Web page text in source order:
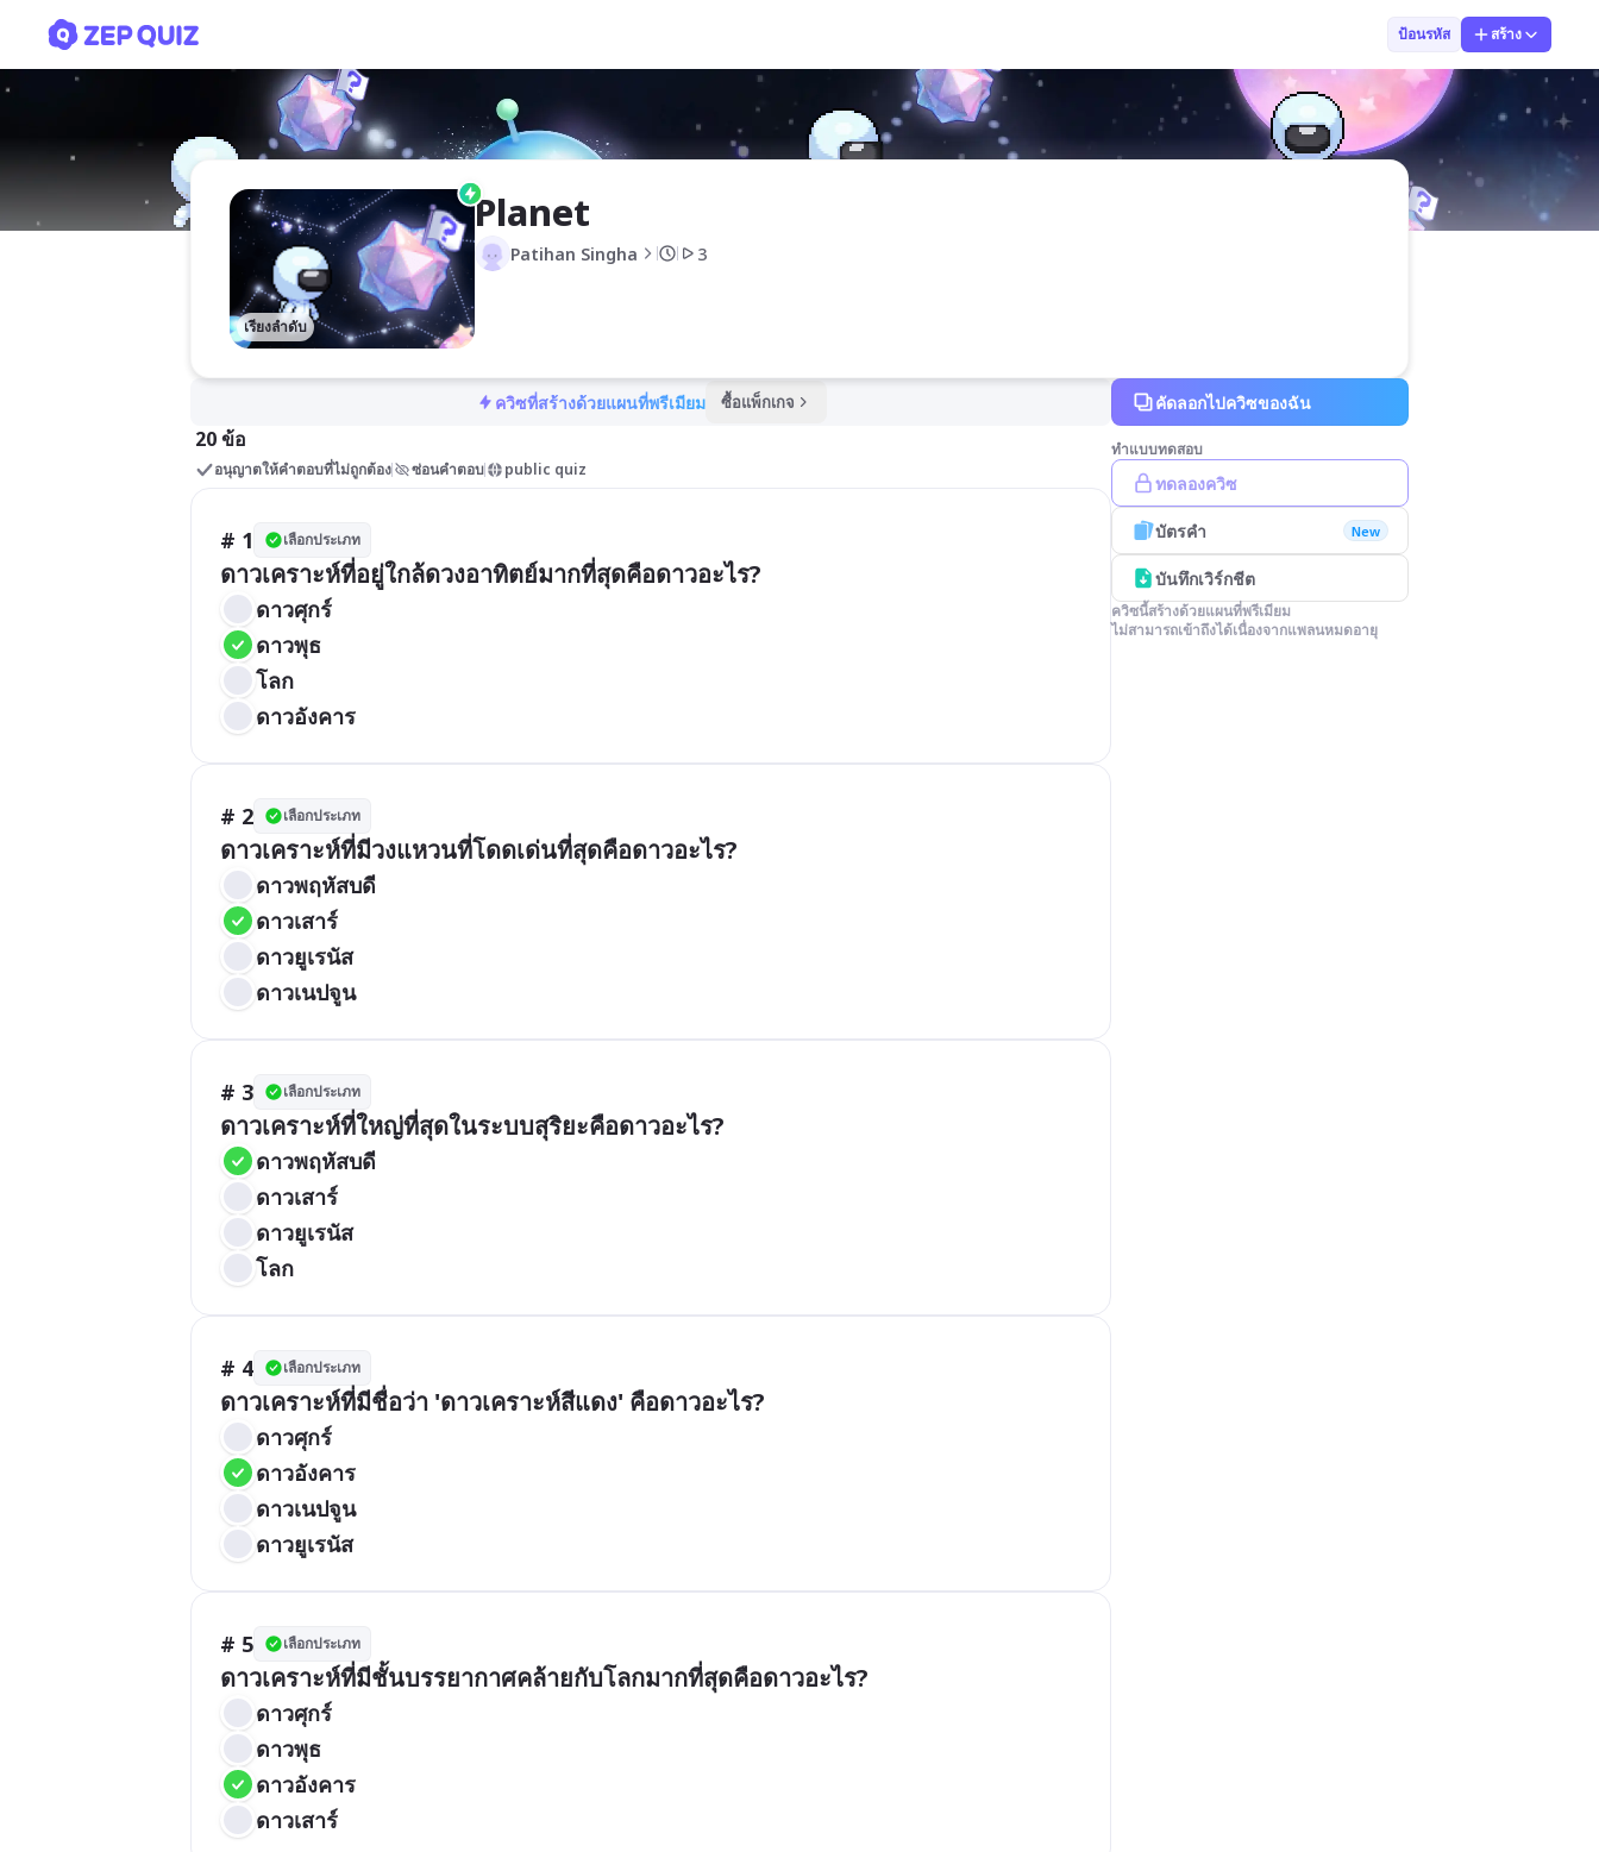
ป้อนรหัส สร้าง
เรียงลำดับ
Planet
Patihan Singha 3
ควิซที่สร้างด้วยแผนที่พรีเมียม ซื้อแพ็กเกจ
20 ข้อ
อนุญาตให้คำตอบที่ไม่ถูกต้อง ซ่อนคำตอบ public quiz
# 1 เลือกประเภท
ดาวเคราะห์ที่อยู่ใกล้ดวงอาทิตย์มากที่สุดคือดาวอะไร?
ดาวศุกร์
ดาวพุธ
โลก
ดาวอังคาร
# 2 เลือกประเภท
ดาวเคราะห์ที่มีวงแหวนที่โดดเด่นที่สุดคือดาวอะไร?
ดาวพฤหัสบดี
ดาวเสาร์
ดาวยูเรนัส
ดาวเนปจูน
# 3 เลือกประเภท
ดาวเคราะห์ที่ใหญ่ที่สุดในระบบสุริยะคือดาวอะไร?
ดาวพฤหัสบดี
ดาวเสาร์
ดาวยูเรนัส
โลก
# 4 เลือกประเภท
ดาวเคราะห์ที่มีชื่อว่า 'ดาวเคราะห์สีแดง' คือดาวอะไร?
ดาวศุกร์
ดาวอังคาร
ดาวเนปจูน
ดาวยูเรนัส
# 5 เลือกประเภท
ดาวเคราะห์ที่มีชั้นบรรยากาศคล้ายกับโลกมากที่สุดคือดาวอะไร?
ดาวศุกร์
ดาวพุธ
ดาวอังคาร
ดาวเสาร์
คัดลอกไปควิซของฉัน
ทำแบบทดสอบ
ทดลองควิซ
บัตรคำ New
บันทึกเวิร์กชีต
ควิซนี้สร้างด้วยแผนที่พรีเมียม
ไม่สามารถเข้าถึงได้เนื่องจากแพลนหมดอายุ